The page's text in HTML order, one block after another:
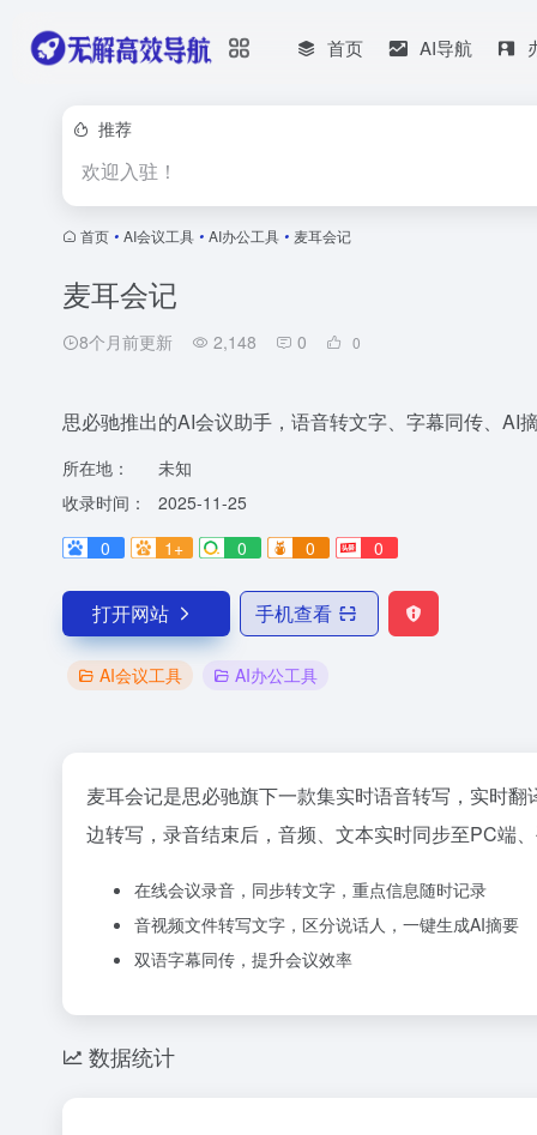
首页 AI导航
推荐
欢迎入驻！
首页 • AI会议工具 • AI办公工具 • 麦耳会记
麦耳会记
8个月前更新 2,148 0 0
思必驰推出的AI会议助手，语音转文字、字幕同传、AI
所在地：
未知
收录时间：
2025-11-25
0
1+ 0 0 0
打开网站 手机查看
AI会议工具 AI办公工具
麦耳会记是思必驰旗下一款集实时语音转写，实时
边转写，录音结束后，音频、文本实时同步至PC端、
在线会议录音，同步转文字，重点信息随时记录
音视频文件转写文字，区分说话人，一键生成AI摘要
双语字幕同传，提升会议效率
数据统计